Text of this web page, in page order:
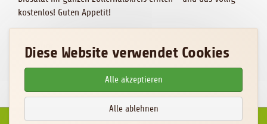
Diese Website verwendet Cookies
Alle akzeptieren
Alle ablehnen
kostenlos! Guten Appetit!
Zurück